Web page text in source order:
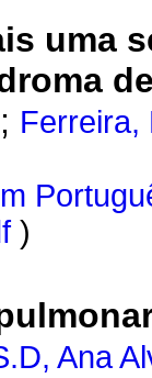
uma
; Ferreira,
)
Ana